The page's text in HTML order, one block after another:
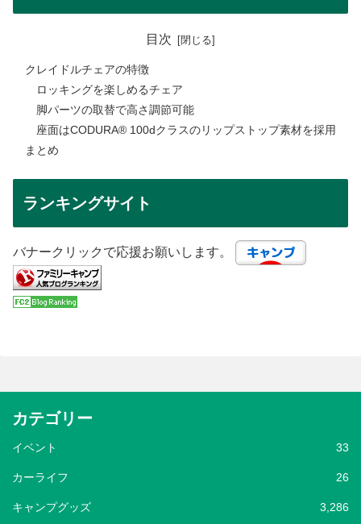
目次
クレイドルチェアの特徴
ロッキングを楽しめるチェア
脚パーツの取替で高さ調節可能
座面はCODURA® 100dクラスのリップストップ素材を採用
まとめ
ランキングサイト
バナークリックで応援お願いします。
カテゴリー
イベント 33
カーライフ 26
キャンプグッズ 3,286